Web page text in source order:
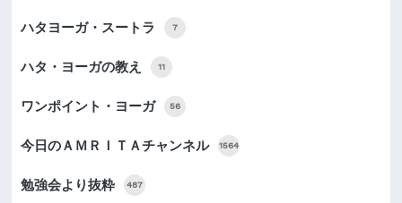
ハタヨーガ・スートラ 7
ハタ・ヨーガの教え 11
ワンポイント・ヨーガ 56
今日のＡＭＲＩＴＡチャンネル 1564
勉強会より抜粋 487